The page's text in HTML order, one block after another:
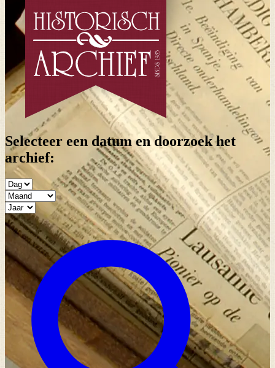
Selecteer een datum en doorzoek het
archief: